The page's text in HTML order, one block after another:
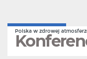
Polska w zdrowej